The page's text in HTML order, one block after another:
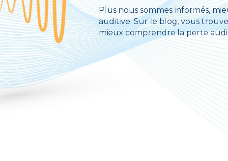
Plus nous sommes informés,
auditive. Sur le blog, vous
mieux comprendre la perte